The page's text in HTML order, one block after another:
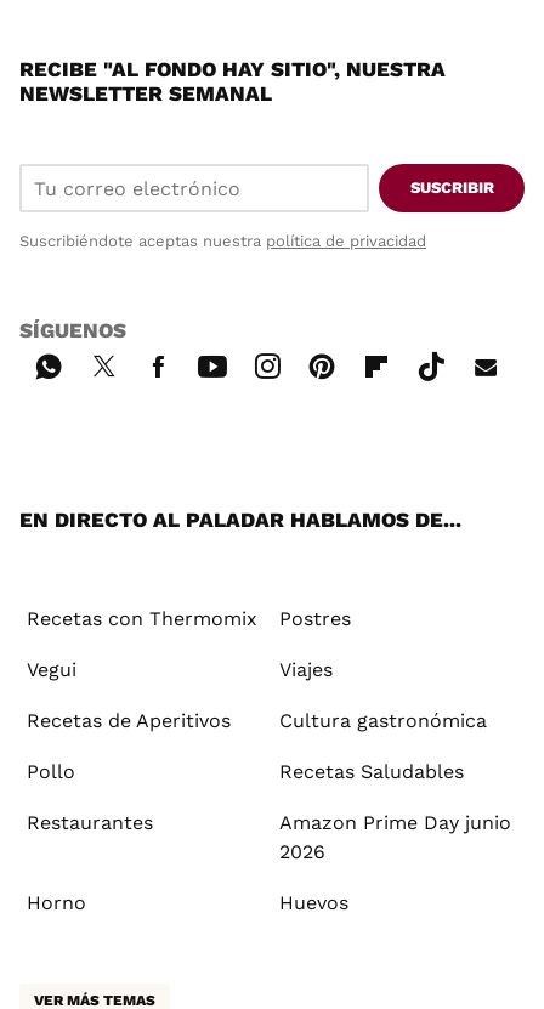
RECIBE "AL FONDO HAY SITIO", NUESTRA
NEWSLETTER SEMANAL
SUSCRIBIR
Suscribiéndote aceptas nuestra política de privacidad
SÍGUENOS
EN DIRECTO AL PALADAR HABLAMOS DE...
Recetas con Thermomix Postres
Vegui Viajes
Recetas de Aperitivos Cultura gastronómica
Pollo Recetas Saludables
Restaurantes
Amazon Prime Day junio
2026
Horno Huevos
VER MÁS TEMAS